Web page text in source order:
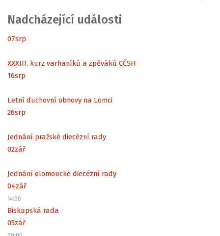
Nadcházející události
07srp
XXXIII. kurz varhaníků a zpěváků CČSH
16srp
Letní duchovní obnovy na Lomci
26srp
Jednání pražské diecézní rady
02zář
Jednání olomoucké diecézní rady
04zář
14:00
Biskupská rada
05zář